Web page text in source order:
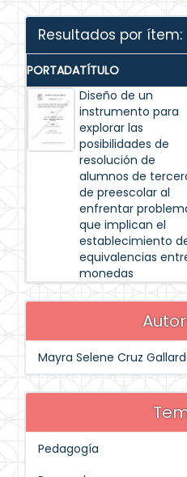
Resultados por ítem:
PORTADATÍTULO
Diseño de un
instrumento para
explorar las
posibilidades de
resolución de
alumnos de
de preescolar al
enfrentar
que implican el
establecimiento
equivalencias
monedas
Mayra Selene Cruz
Pedagogía